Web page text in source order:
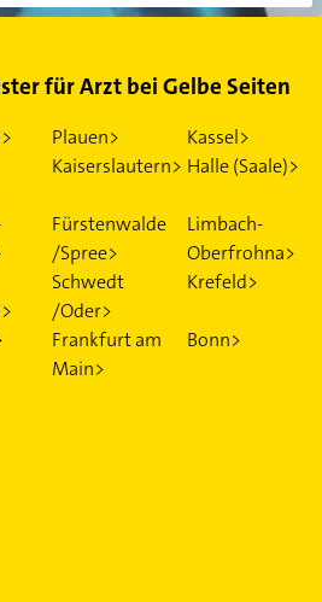
für Arzt bei Gelbe Seiten
Plauen>
Kassel>
Kaiserslautern> Halle (Saale)>
Fürstenwalde
/Spree>
Limbach-
Oberfrohna>
Schwedt
/Oder>
Krefeld>
Frankfurt am
Main>
Bonn>